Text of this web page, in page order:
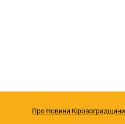
Про Новини Кіровоградщини